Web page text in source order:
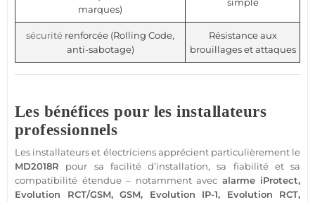
marques)
simple
sécurité renforcée (Rolling Code,
anti-sabotage)
Résistance aux
brouillages et attaques
Les bénéfices pour les installateurs
professionnels
Les installateurs et électriciens apprécient particulièrement le
MD2018R pour sa facilité d’installation, sa fiabilité et sa
compatibilité étendue – notamment avec alarme iProtect,
Evolution RCT/GSM, GSM, Evolution IP-1, Evolution RCT,